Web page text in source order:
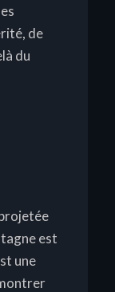
de
du
est
une